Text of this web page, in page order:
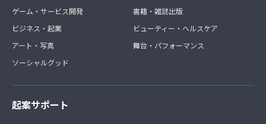
ゲーム・サービス開発
ビジネス・起業
アート・写真
ソーシャルグッド
書籍・雑誌出版
ビューティー・ヘルスケア
舞台・パフォーマンス
起案サポート